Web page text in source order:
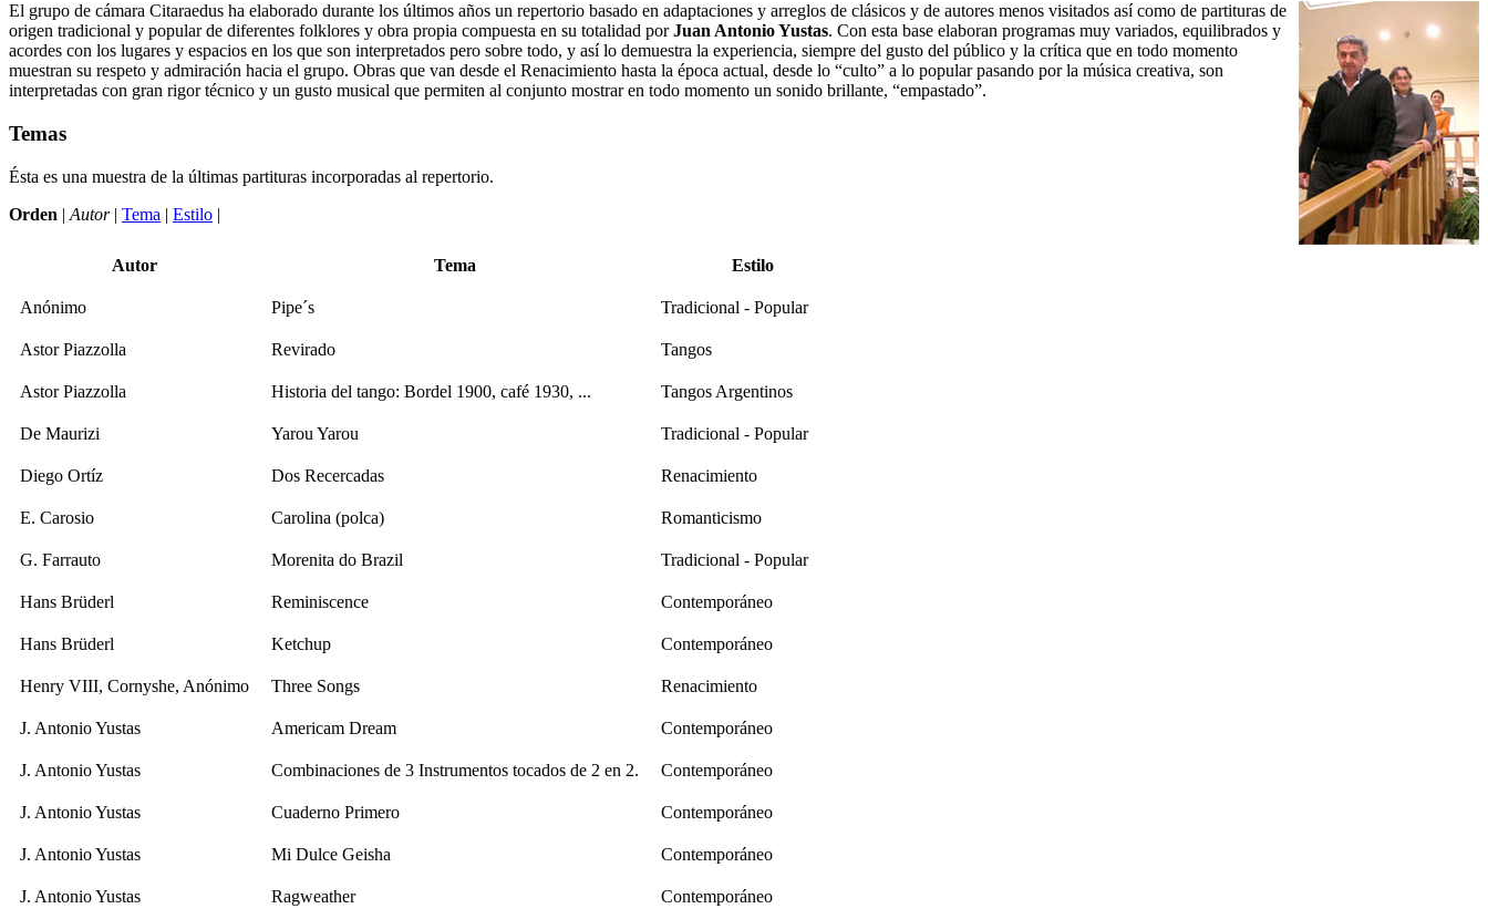
El grupo de cámara Citaraedus ha elaborado durante los últimos años un repertorio basado en adaptaciones y arreglos de clásicos y de autores menos visitados así como de partituras de
origen tradicional y popular de diferentes folklores y obra propia compuesta en su totalidad porJuan Antonio Yustas. Con esta base elaboran programas muy variados, equilibrados y
acordes con los lugares y espacios en los que son interpretados pero sobre todo, y así lo demuestra la experiencia, siempre del gusto del público y la crítica que en todo momento
muestran su respeto y admiración hacia el grupo. Obras que van desde el Renacimiento hasta la época actual, desde lo “culto” a lo popular pasando por la música creativa, son
interpretadas con gran rigor técnico y un gusto musical que permiten al conjunto mostrar en todo momento un sonido brillante, “empastado”.
Temas
Ésta es una muestra de la últimas partituras incorporadas al repertorio.
Orden | Autor| Tema | Estilo |
Autor Tema Estilo
Anónimo Pipe´s Tradicional - Popular
Astor Piazzolla Revirado Tangos
Astor Piazzolla Historia del tango: Bordel 1900, café 1930, ... Tangos Argentinos
De Maurizi Yarou Yarou Tradicional - Popular
Diego Ortíz Dos Recercadas Renacimiento
E. Carosio Carolina (polca) Romanticismo
G. Farrauto Morenita do Brazil Tradicional - Popular
Hans Brüderl Reminiscence Contemporáneo
Hans Brüderl Ketchup Contemporáneo
Henry VIII, Cornyshe, Anónimo Three Songs Renacimiento
J. Antonio Yustas Americam Dream Contemporáneo
J. Antonio Yustas Combinaciones de 3 Instrumentos tocados de 2 en 2. Contemporáneo
J. Antonio Yustas Cuaderno Primero Contemporáneo
J. Antonio Yustas Mi Dulce Geisha Contemporáneo
J. Antonio Yustas Ragweather Contemporáneo